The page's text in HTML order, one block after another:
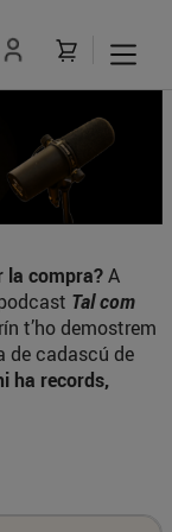
la compra?A
Tal com
t’ho demostrem
de cadascú de
ha records,